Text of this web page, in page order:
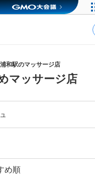
和駅のマッサージ店
マッサージ店